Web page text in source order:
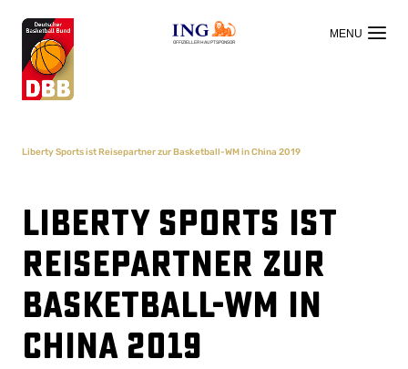
OFFIZIELLER HAUPTSPONSOR
Liberty Sports ist Reisepartner zur Basketball-WM in China 2019
Liberty Sports ist
Reisepartner zur
Basketball-WM in
China 2019